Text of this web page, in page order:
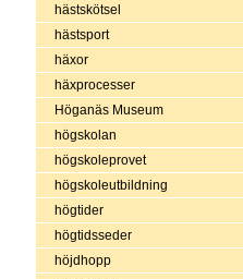
hästskötsel
hästsport
häxor
häxprocesser
Höganäs Museum
högskolan
högskoleprovet
högskoleutbildning
högtider
högtidsseder
höjdhopp